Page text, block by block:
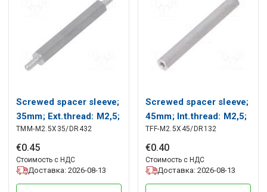
Screwed spacer sleeve;
35mm; Ext.thread: M2,5;
hexagonal DREMEC
TMM-M2.5X35/DR432
€0.45
Стоимость с НДС
Доставка: 2026-08-13
Screwed spacer sleeve;
45mm; Int.thread: M2,5;
hexagonal DREMEC
TFF-M2.5X45/DR132
€0.40
Стоимость с НДС
Доставка: 2026-08-13